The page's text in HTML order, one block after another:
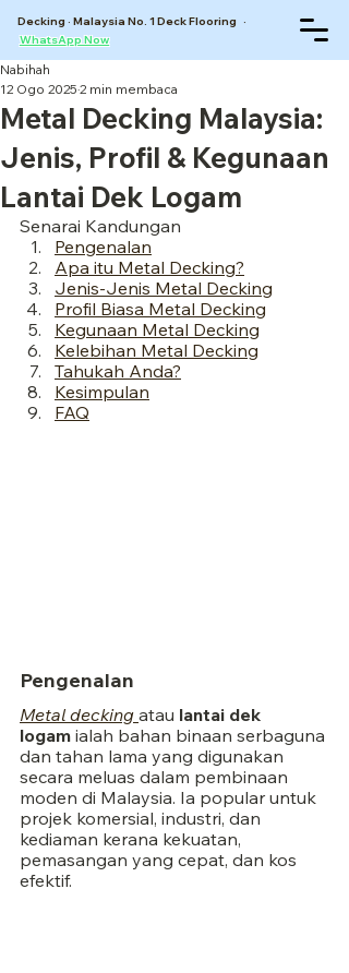
Decking · Malaysia No. 1 Deck Flooring ·
WhatsApp Now
Metal Decking Malaysia:
Jenis, Profil & Kegunaan
Lantai Dek Logam
Nabihah
12 Ogo 2025 2 min membaca
Senarai Kandungan
Pengenalan
Apa itu Metal Decking?
Jenis-Jenis Metal Decking
Profil Biasa Metal Decking
Kegunaan Metal Decking
Kelebihan Metal Decking
Tahukah Anda?
Kesimpulan
FAQ
Pengenalan
Metal decking atau lantai dek
logam ialah bahan binaan serbaguna
dan tahan lama yang digunakan
secara meluas dalam pembinaan
moden di Malaysia. Ia popular untuk
projek komersial, industri, dan
kediaman kerana kekuatan,
pemasangan yang cepat, dan kos
efektif.